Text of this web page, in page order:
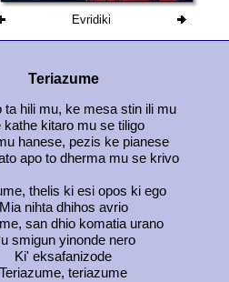
Evridiki
Teriazume
ta hili mu, ke mesa stin ili mu
kathe kitaro mu se tiligo
hanese, pezis ke pianese
apo to dherma mu se krivo
thelis ki esi opos ki ego
Mia nihta dhihos avrio
san dhio komatia urano
smigun yinonde nero
Ki' eksafanizode
Teriazume, teriazume